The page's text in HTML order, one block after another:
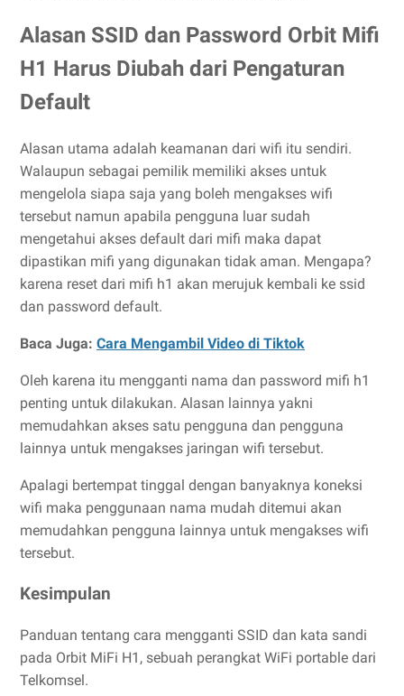
Alasan SSID dan Password Orbit Mifi
H1 Harus Diubah dari Pengaturan
Default
Alasan utama adalah keamanan dari wifi itu sendiri.
Walaupun sebagai pemilik memiliki akses untuk
mengelola siapa saja yang boleh mengakses wifi
tersebut namun apabila pengguna luar sudah
mengetahui akses default dari mifi maka dapat
dipastikan mifi yang digunakan tidak aman. Mengapa?
karena reset dari mifi h1 akan merujuk kembali ke ssid
dan password default.
Baca Juga: Cara Mengambil Video di Tiktok
Oleh karena itu mengganti nama dan password mifi h1
penting untuk dilakukan. Alasan lainnya yakni
memudahkan akses satu pengguna dan pengguna
lainnya untuk mengakses jaringan wifi tersebut.
Apalagi bertempat tinggal dengan banyaknya koneksi
wifi maka penggunaan nama mudah ditemui akan
memudahkan pengguna lainnya untuk mengakses wifi
tersebut.
Kesimpulan
Panduan tentang cara mengganti SSID dan kata sandi
pada Orbit MiFi H1, sebuah perangkat WiFi portable dari
Telkomsel.